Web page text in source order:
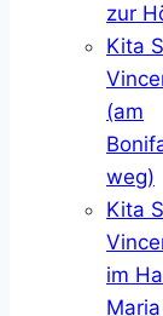
zur
Kita
(am
weg)
Kita
im
Maria